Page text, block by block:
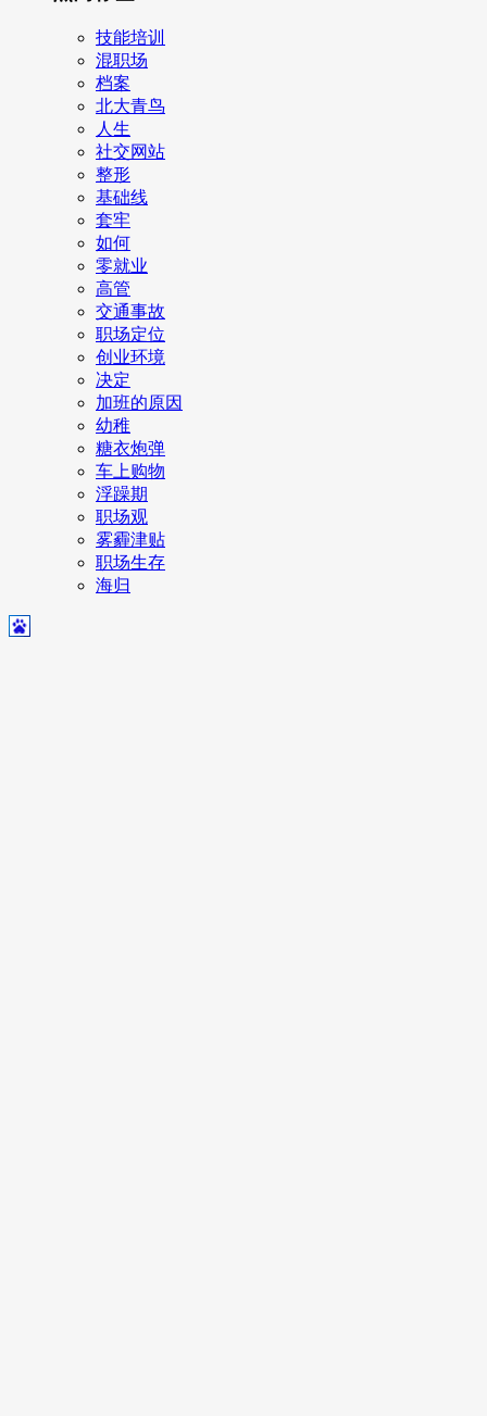
技能培训
混职场
档案
北大青鸟
人生
社交网站
整形
基础线
套牢
如何
零就业
高管
交通事故
职场定位
创业环境
决定
加班的原因
幼稚
糖衣炮弹
车上购物
浮躁期
职场观
雾霾津贴
职场生存
海归